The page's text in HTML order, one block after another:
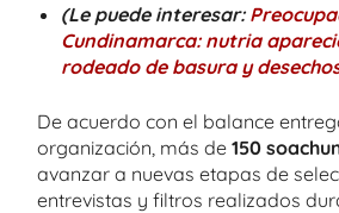
(Le puede interesar:
Cundinamarca: nutria
rodeado de basura y
De acuerdo con el balance
organización, más de 150
avanzar a nuevas etapas de
entrevistas y filtros realizados